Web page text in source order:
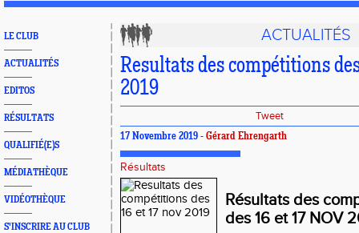
LE CLUB
ACTUALITÉS
EDITOS
RÉSULTATS
QUALIFIÉ(E)S
MÉDIATHÈQUE
VIDÉOTHÈQUE
S'INSCRIRE AU CLUB
ACTUALITÉS
Resultats des compétitions
2019
Tweet
17 Novembre 2019 - Gérard Ehrengarth
Résultats
Résultats des
des 16 et 17 NOV